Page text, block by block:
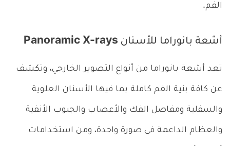
الفم.
أشعة بانوراما للأسنان Panoramic X-rays
تعد أشعة بانوراما من أنواع التصوير الخارجي، وتكشف
عن كافة بنية الفم كاملة بما فيها الأسنان العلوية
والسفلية ومفاصل الفك والأعصاب والجيوب الأنفية
والعظام الداعمة في صورة واحدة، ومن استخدامات